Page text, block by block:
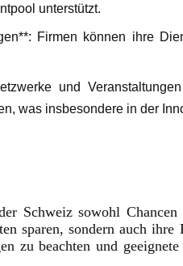
unterstützt.
Firmen können ihre
und
was insbesondere in der
Schweiz sowohl
sparen, sondern auch
zu beachten und